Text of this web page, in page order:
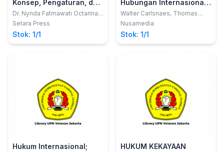
Konsep, Pengaturan, dan
Pelanggaran di Media
Sosial
Dr. Nynda Fatmawati Octarina,
S.H., M.H.
Setara Press
Stok: 1/1
Hubungan Internasional
dan Kepatuhan:
Handbook Hubungan
Internasional
Walter Carlsnaes, Thomas
Risse, Beth A Simmons
Nusamedia
Stok: 1/1
Hukum Internasional;
HUKUM KEKAYAAN